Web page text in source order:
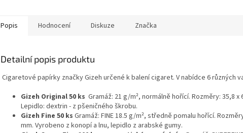
Popis Hodnocení Diskuze Značka
Detailní popis produktu
Cigaretové papírky značky Gizeh určené k balení cigaret. V nabídce 6 různých
Gizeh Original 50 ks Gramáž: 21 g/m², normálně hořící. Rozměry: 35,8 x
Lepidlo: dextrin - z pšeničného škrobu.
Gizeh Fine 50 ks Gramáž: FINE 18.5 g/m², středně pomalu hořící.
mm. Vyrobeno z konopí a lnu, lepidlo z arabské gumy.